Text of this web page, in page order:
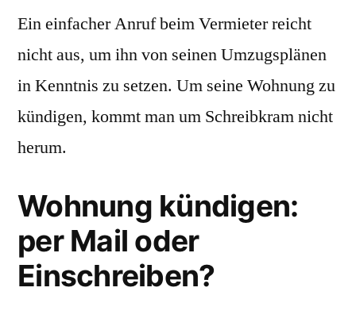
Ein einfacher Anruf beim Vermieter reicht
nicht aus, um ihn von seinen Umzugsplänen
in Kenntnis zu setzen. Um seine Wohnung zu
kündigen, kommt man um Schreibkram nicht
herum.
Wohnung kündigen:
per Mail oder
Einschreiben?